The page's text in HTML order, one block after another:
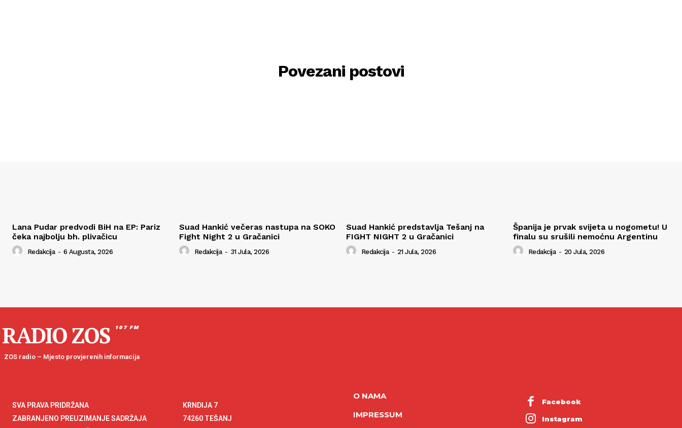
Povezani postovi
Lana Pudar predvodi BiH na EP: Pariz
čeka najbolju bh. plivačicu
Redakcija - 6 Augusta, 2026
Suad Hankić večeras nastupa na SOKO
Fight Night 2 u Gračanici
Redakcija - 31 Jula, 2026
Suad Hankić predstavlja Tešanj na
FIGHT NIGHT 2 u Gračanici
Redakcija - 21 Jula, 2026
Španija je prvak svijeta u nogometu! U
finalu su srušili nemoćnu Argentinu
Redakcija - 20 Jula, 2026
RADIO ZOS 107 FM
ZOS radio – Mjesto provjerenih informacija
SVA PRAVA PRIDRŽANA
ZABRANJENO PREUZIMANJE SADRŽAJA
KRNDIJA 7
74260 TEŠANJ
O NAMA
IMPRESSUM
Facebook
Instagram